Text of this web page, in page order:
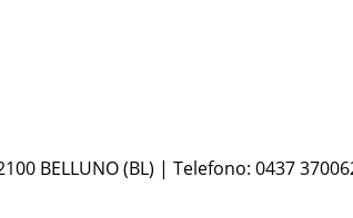
BELLUNO (BL) | Telefono: 0437